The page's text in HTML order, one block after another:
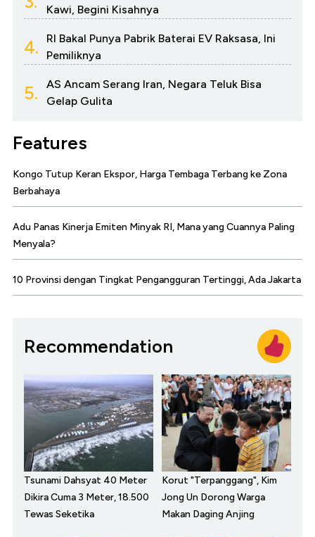
Kawi, Begini Kisahnya
4.
RI Bakal Punya Pabrik Baterai EV Raksasa, Ini
Pemiliknya
5.
AS Ancam Serang Iran, Negara Teluk Bisa
Gelap Gulita
Features
Kongo Tutup Keran Ekspor, Harga Tembaga Terbang ke Zona
Berbahaya
Adu Panas Kinerja Emiten Minyak RI, Mana yang Cuannya Paling
Menyala?
10 Provinsi dengan Tingkat Pengangguran Tertinggi, Ada Jakarta
Recommendation
Tsunami Dahsyat 40 Meter
Dikira Cuma 3 Meter, 18.500
Tewas Seketika
Korut "Terpanggang", Kim
Jong Un Dorong Warga
Makan Daging Anjing